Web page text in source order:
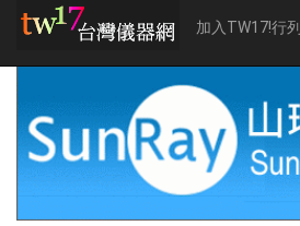
加入TW17!行列